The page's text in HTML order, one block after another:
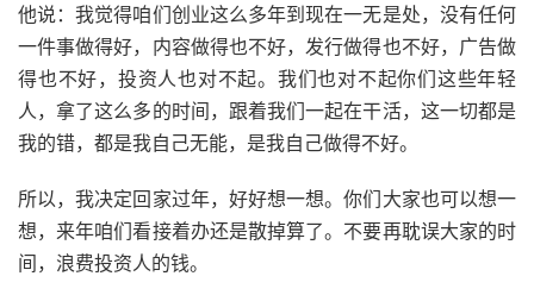
他说：我觉得咱们创业这么多年到现在一无是处，没有任何
一件事做得好，内容做得也不好，发行做得也不好，广告做
得也不好，投资人也对不起。我们也对不起你们这些年轻
人，拿了这么多的时间，跟着我们一起在干活，这一切都是
我的错，都是我自己无能，是我自己做得不好。
所以，我决定回家过年，好好想一想。你们大家也可以想一
想，来年咱们看接着办还是散掉算了。不要再耽误大家的时
间，浪费投资人的钱。